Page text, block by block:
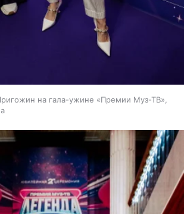
на гала-ужине «Премии Муз-ТВ»,